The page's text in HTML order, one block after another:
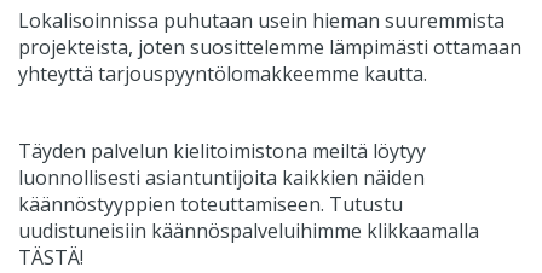
Lokalisoinnissa puhutaan usein hieman suuremmista
projekteista, joten suosittelemme lämpimästi ottamaan
yhteyttä tarjouspyyntölomakkeemme kautta.
Täyden palvelun kielitoimistona meiltä löytyy
luonnollisesti asiantuntijoita kaikkien näiden
käännöstyyppien toteuttamiseen. Tutustu
uudistuneisiin käännöspalveluihimme klikkaamalla
TÄSTÄ!